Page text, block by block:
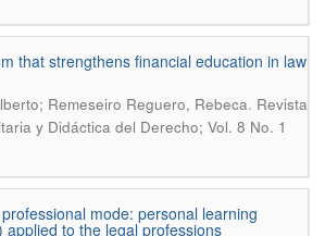
that strengthens financial education in law
Remeseiro Reguero, Rebeca. Revista
y Didáctica del Derecho; Vol. 8 No. 1
mode: personal learning
applied to the legal professions